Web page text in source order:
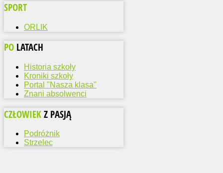
SPORT
ORLIK
PO LATACH
Historia szkoły
Kroniki szkoły
Portal "Nasza klasa"
Znani absolwenci
CZŁOWIEK Z PASJĄ
Podróżnik
Strzelec